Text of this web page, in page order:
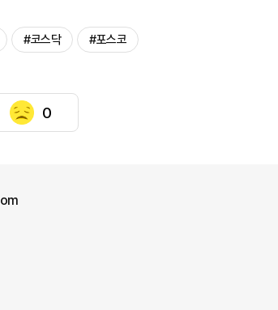
#코스닥 #포스코
0